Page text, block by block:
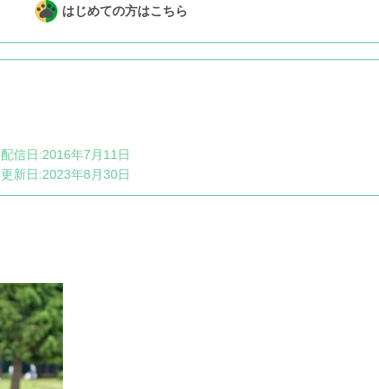
はじめての方はこちら
配信日:2016年7月11日
更新日:2023年8月30日